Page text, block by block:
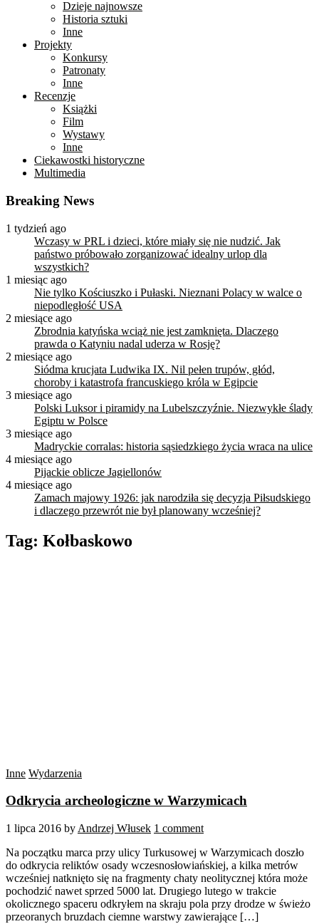
Dzieje najnowsze
Historia sztuki
Inne
Projekty
Konkursy
Patronaty
Inne
Recenzje
Książki
Film
Wystawy
Inne
Ciekawostki historyczne
Multimedia
Breaking News
1 tydzień ago
Wczasy w PRL i dzieci, które miały się nie nudzić. Jak
państwo próbowało zorganizować idealny urlop dla
wszystkich?
1 miesiąc ago
Nie tylko Kościuszko i Pułaski. Nieznani Polacy w walce o
niepodległość USA
2 miesiące ago
Zbrodnia katyńska wciąż nie jest zamknięta. Dlaczego
prawda o Katyniu nadal uderza w Rosję?
2 miesiące ago
Siódma krucjata Ludwika IX. Nil pełen trupów, głód,
choroby i katastrofa francuskiego króla w Egipcie
3 miesiące ago
Polski Luksor i piramidy na Lubelszczyźnie. Niezwykłe ślady
Egiptu w Polsce
3 miesiące ago
Madryckie corralas: historia sąsiedzkiego życia wraca na ulice
4 miesiące ago
Pijackie oblicze Jagiellonów
4 miesiące ago
Zamach majowy 1926: jak narodziła się decyzja Piłsudskiego
i dlaczego przewrót nie był planowany wcześniej?
Tag: Kołbaskowo
Inne Wydarzenia
Odkrycia archeologiczne w Warzymicach
1 lipca 2016 by Andrzej Włusek 1 comment
Na początku marca przy ulicy Turkusowej w Warzymicach doszło
do odkrycia reliktów osady wczesnosłowiańskiej, a kilka metrów
wcześniej natknięto się na fragmenty chaty neolitycznej która może
pochodzić nawet sprzed 5000 lat. Drugiego lutego w trakcie
okolicznego spaceru odkryłem na skraju pola przy drodze w świeżo
przeoranych bruzdach ciemne warstwy zawierające […]